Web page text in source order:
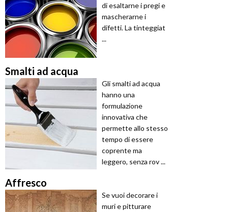
di esaltarne i pregi e
mascherarne i
difetti. La tinteggiat
...
Smalti ad acqua
Gli smalti ad acqua
hanno una
formulazione
innovativa che
permette allo stesso
tempo di essere
coprente ma
leggero, senza rov ...
Affresco
Se vuoi decorare i
muri e pitturare